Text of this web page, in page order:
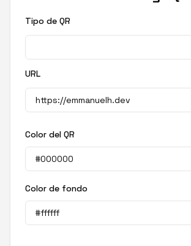
Tipo de QR
URL
Color del QR
Color de fondo